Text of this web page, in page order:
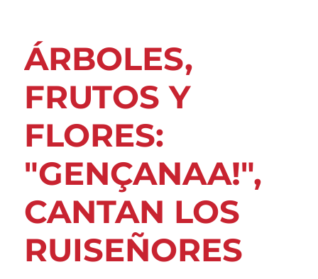
ÁRBOLES,
FRUTOS Y
FLORES:
"GENÇANAA!",
CANTAN LOS
RUISEÑORES